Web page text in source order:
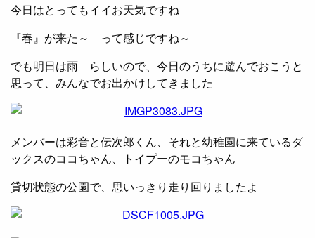
今日はとってもイイお天気ですね
『春』が来た～ って感じですね～
でも明日は雨 らしいので、今日のうちに遊んでおこうと
思って、みんなでお出かけしてきました
メンバーは彩音と伝次郎くん、それと幼稚園に来ているダ
ックスのココちゃん、トイプーのモコちゃん
貸切状態の公園で、思いっきり走り回りましたよ